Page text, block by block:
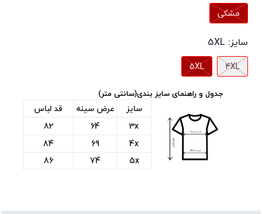
مشکی
سایز: 5XL
4XL
5XL
جدول و راهنمای سایز بندی(سانتی متر)
سایز عرض سینه
قد لباس
3x
64
82
4x
69
84
5x
74
86